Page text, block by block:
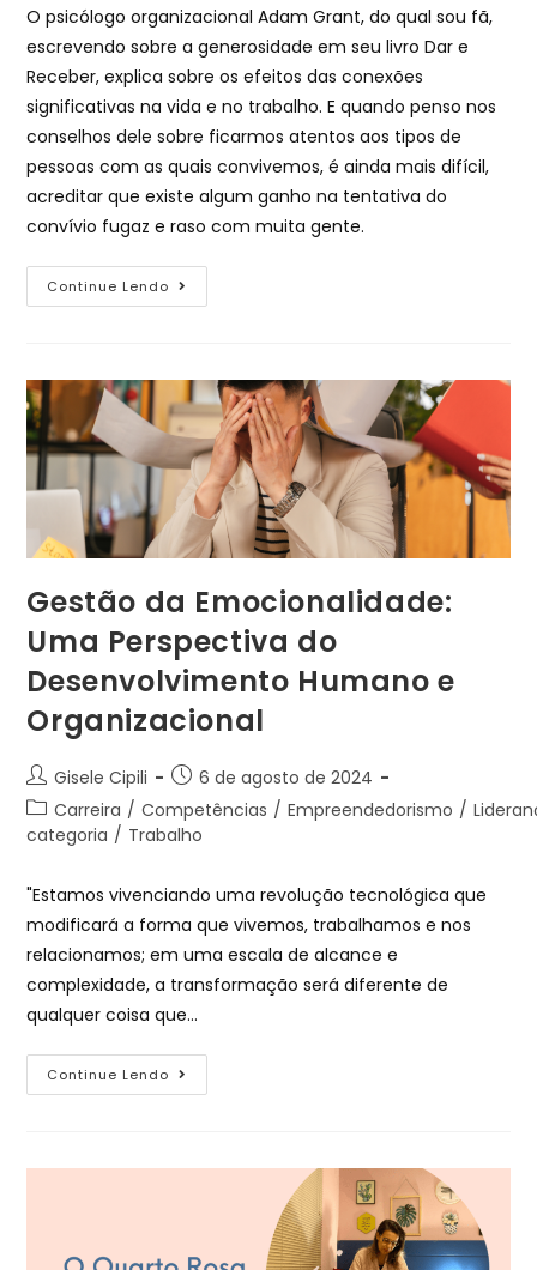
O psicólogo organizacional Adam Grant, do qual sou fã,
escrevendo sobre a generosidade em seu livro Dar e
Receber, explica sobre os efeitos das conexões
significativas na vida e no trabalho. E quando penso nos
conselhos dele sobre ficarmos atentos aos tipos de
pessoas com as quais convivemos, é ainda mais difícil,
acreditar que existe algum ganho na tentativa do
convívio fugaz e raso com muita gente.
Continue Lendo
Gestão da Emocionalidade:
Uma Perspectiva do
Desenvolvimento Humano e
Organizacional
Gisele Cipili
6 de agosto de 2024
Carreira / Competências / Empreendedorismo /
categoria / Trabalho
"Estamos vivenciando uma revolução tecnológica que
modificará a forma que vivemos, trabalhamos e nos
relacionamos; em uma escala de alcance e
complexidade, a transformação será diferente de
qualquer coisa que…
Continue Lendo